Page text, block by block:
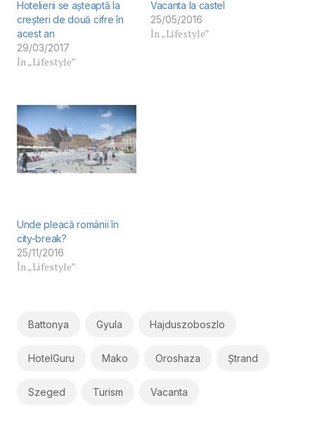
Hotelierii se așteaptă la
creșteri de două cifre în
acest an
29/03/2017
În „Lifestyle”
Vacanta la castel
25/05/2016
În „Lifestyle”
Unde pleacă românii în
city-break?
25/11/2016
În „Lifestyle”
Battonya Gyula Hajduszoboszlo
HotelGuru Mako Oroshaza Ștrand
Szeged Turism Vacanta